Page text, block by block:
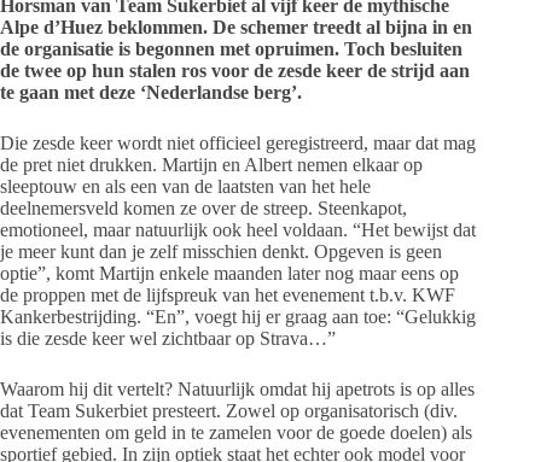
Horsman van Team Sukerbiet al vijf keer de mythische
Alpe d’Huez beklommen. De schemer treedt al bijna in en
de organisatie is begonnen met opruimen. Toch besluiten
de twee op hun stalen ros voor de zesde keer de strijd aan
te gaan met deze ‘Nederlandse berg’.
Die zesde keer wordt niet officieel geregistreerd, maar dat mag
de pret niet drukken. Martijn en Albert nemen elkaar op
sleeptouw en als een van de laatsten van het hele
deelnemersveld komen ze over de streep. Steenkapot,
emotioneel, maar natuurlijk ook heel voldaan. “Het bewijst dat
je meer kunt dan je zelf misschien denkt. Opgeven is geen
optie”, komt Martijn enkele maanden later nog maar eens op
de proppen met de lijfspreuk van het evenement t.b.v. KWF
Kankerbestrijding. “En”, voegt hij er graag aan toe: “Gelukkig
is die zesde keer wel zichtbaar op Strava…”
Waarom hij dit vertelt? Natuurlijk omdat hij apetrots is op alles
dat Team Sukerbiet presteert. Zowel op organisatorisch (div.
evenementen om geld in te zamelen voor de goede doelen) als
sportief gebied. In zijn optiek staat het echter ook model voor